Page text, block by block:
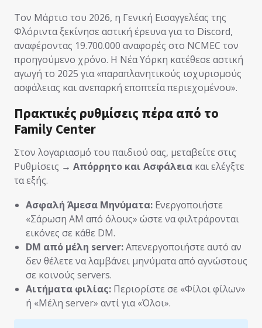
Τον Μάρτιο του 2026, η Γενική Εισαγγελέας της
Φλόριντα ξεκίνησε αστική έρευνα για το Discord,
αναφέροντας 19.700.000 αναφορές στο NCMEC τον
προηγούμενο χρόνο. Η Νέα Υόρκη κατέθεσε αστική
αγωγή το 2025 για «παραπλανητικούς ισχυρισμούς
ασφάλειας και ανεπαρκή εποπτεία περιεχομένου».
Πρακτικές ρυθμίσεις πέρα από το
Family Center
Στον λογαριασμό του παιδιού σας, μεταβείτε στις
Ρυθμίσεις → Απόρρητο και Ασφάλεια και ελέγξτε
τα εξής.
Ασφαλή Άμεσα Μηνύματα: Ενεργοποιήστε
«Σάρωση ΑΜ από όλους» ώστε να φιλτράρονται
εικόνες σε κάθε DM.
DM από μέλη server:Απενεργοποιήστε αυτό αν
δεν θέλετε να λαμβάνει μηνύματα από αγνώστους
σε κοινούς servers.
Αιτήματα φιλίας: Περιορίστε σε «Φίλοι φίλων»
ή «Μέλη server» αντί για «Όλοι».